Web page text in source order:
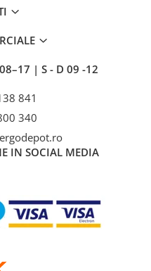
| S - D 09 -12
841
340
IN SOCIAL MEDIA